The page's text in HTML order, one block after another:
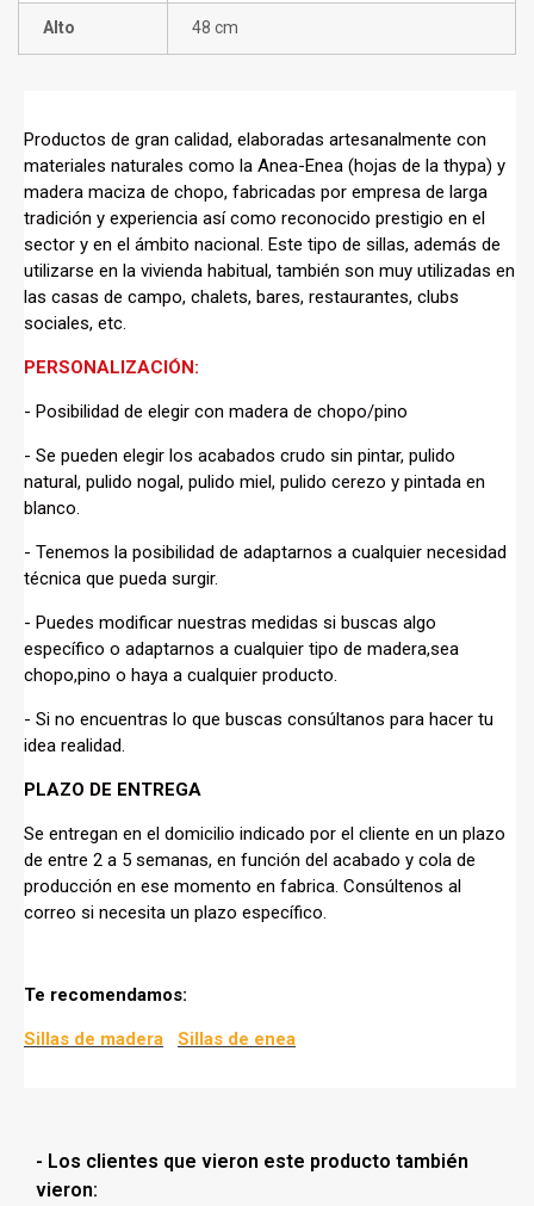
Alto 48 cm
Productos de gran calidad, elaboradas artesanalmente con
materiales naturales como la Anea-Enea (hojas de la thypa) y
madera maciza de chopo, fabricadas por empresa de larga
tradición y experiencia así como reconocido prestigio en el
sector y en el ámbito nacional. Este tipo de sillas, además de
utilizarse en la vivienda habitual, también son muy utilizadas en
las casas de campo, chalets, bares, restaurantes, clubs
sociales, etc.
PERSONALIZACIÓN:
- Posibilidad de elegir con madera de chopo/pino
- Se pueden elegir los acabados crudo sin pintar, pulido
natural, pulido nogal, pulido miel, pulido cerezo y pintada en
blanco.
- Tenemos la posibilidad de adaptarnos a cualquier necesidad
técnica que pueda surgir.
- Puedes modificar nuestras medidas si buscas algo
específico o adaptarnos a cualquier tipo de madera,sea
chopo,pino o haya a cualquier producto.
- Si no encuentras lo que buscas consúltanos para hacer tu
idea realidad.
PLAZO DE ENTREGA
Se entregan en el domicilio indicado por el cliente en un plazo
de entre 2 a 5 semanas, en función del acabado y cola de
producción en ese momento en fabrica. Consúltenos al
correo si necesita un plazo específico.
Te recomendamos:
Sillas de madera Sillas de enea
- Los clientes que vieron este producto también
vieron: